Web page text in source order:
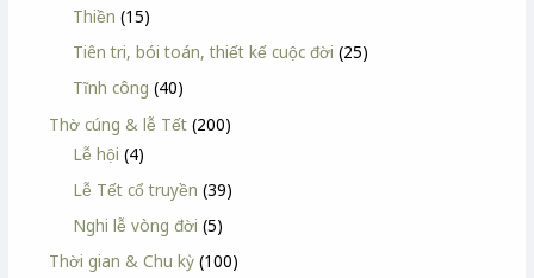
Thiền (15)
Tiên tri, bói toán, thiết kế cuộc đời (25)
Tĩnh công (40)
Thờ cúng & lễ Tết (200)
Lễ hội (4)
Lễ Tết cổ truyền (39)
Nghi lễ vòng đời (5)
Thời gian & Chu kỳ (100)